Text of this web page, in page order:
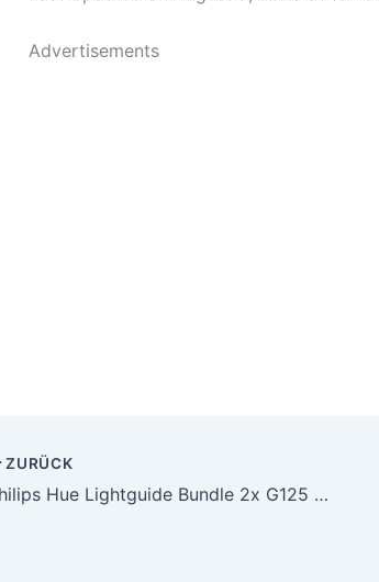
Advertisements
ZURÜCK
Philips Hue Lightguide Bundle 2x G125 Globe White & Colour Ambiance E27 Smarte LED-Lampen Lichtsystem mit 16 Mio. Farben, smarte Lichtsteuerung über Sprache und App